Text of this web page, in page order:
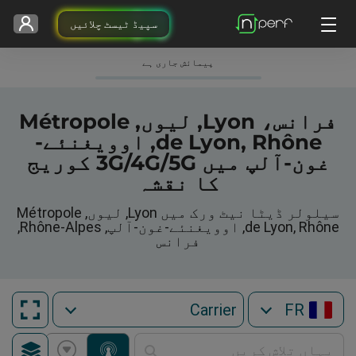
سپیڈ ٹیسٹ چلائیں
پیمائش جاری ہے
فرانس، Lyon, لیوں, Métropole
de Lyon, Rhône, اوویغنئے-
غون-آلپ میں 3G/4G/5G کوریج
کا نقشہ
سیلولر ڈیٹا نیٹ ورک میں Lyon, لیوں, Métropole
de Lyon, Rhône, اوویغنئے-غون-آلپ, Rhône-Alpes,
فرانس
FR